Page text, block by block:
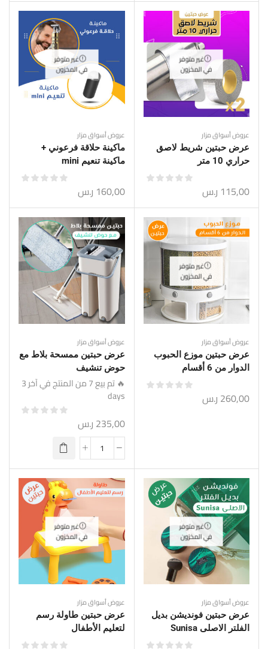
غير متوفر
في المخزون
عروض أسواق مزار
عرض حبتين شريط لاصق
حراري 10 متر
115,00 ر.س
غير متوفر
في المخزون
عروض أسواق مزار
ماكينة حلاقة فرعوني +
ماكينة تنعيم mini
160,00 ر.س
غير متوفر
في المخزون
عروض أسواق مزار
عرض حبتين موزع الحبوب
الدوار من 6 أقسام
260,00 ر.س
عروض أسواق مزار
عرض حبتين ممسحة بلاط مع
حوض تنشيف
🔥 تم بيع 7 من المنتج في آخر 3
days
235,00 ر.س
غير متوفر
في المخزون
عروض أسواق مزار
عرض حبتين فونديشن بديل
الفلتر الاصلى Sunisa
غير متوفر
في المخزون
عروض أسواق مزار
عرض حبتين طاولة رسم
لتعليم الأطفال